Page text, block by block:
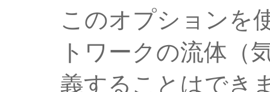
このオプションを
トワークの流体（
義することはでき